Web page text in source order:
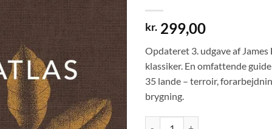
kr. 299,00
Opdateret 3. udgave af
klassiker. En omfattende
35 lande – terroir,
brygning.